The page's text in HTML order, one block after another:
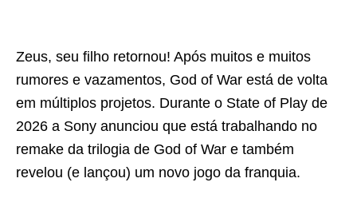
Zeus, seu filho retornou! Após muitos e muitos
rumores e vazamentos, God of War está de volta
em múltiplos projetos. Durante o State of Play de
2026 a Sony anunciou que está trabalhando no
remake da trilogia de God of War e também
revelou (e lançou) um novo jogo da franquia.